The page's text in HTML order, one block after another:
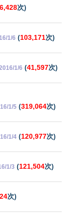
次)
1/6 (103,171次)
1/6 (41,597次)
1/5 (319,064次)
1/4 (120,977次)
1/3 (121,504次)
次)